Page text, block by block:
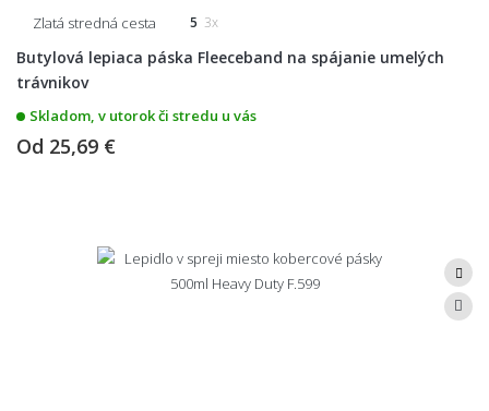
Zlatá stredná cesta 5 3x
Butylová lepiaca páska Fleeceband na spájanie umelých
trávnikov
Skladom, v utorok či stredu u vás
Od 25,69 €